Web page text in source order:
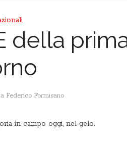
della
Federico Formisano
in campo oggi, nel gelo.